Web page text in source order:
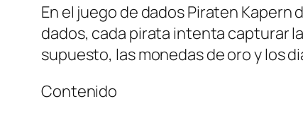
En el juego de dados Piraten Kapern
dados, cada pirata intenta capturar
supuesto, las monedas de oro y los
Contenido